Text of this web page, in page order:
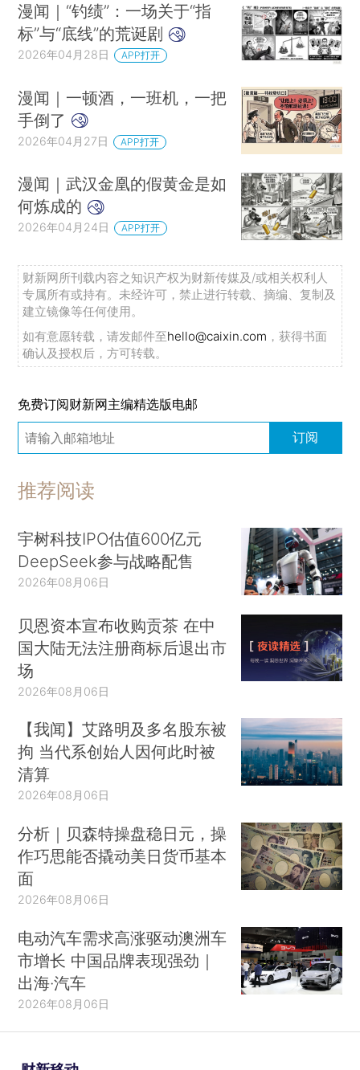
漫闻｜“钓绩”：一场关于“指
标”与“底线”的荒诞剧
2026年04月28日 APP打开
漫闻｜一顿酒，一班机，一把
手倒了
2026年04月27日 APP打开
漫闻｜武汉金凰的假黄金是如
何炼成的
2026年04月24日 APP打开
财新网所刊载内容之知识产权为财新传媒及/或相关权利人
专属所有或持有。未经许可，禁止进行转载、摘编、复制及
建立镜像等任何使用。
如有意愿转载，请发邮件至hello@caixin.com ，获得书面
确认及授权后，方可转载。
免费订阅财新网主编精选版电邮
订阅
推荐阅读
宇树科技IPO估值600亿元
DeepSeek参与战略配售
2026年08月06日
贝恩资本宣布收购贡茶 在中
国大陆无法注册商标后退出市
场
2026年08月06日
【我闻】艾路明及多名股东被
拘 当代系创始人因何此时被
清算
2026年08月06日
分析｜贝森特操盘稳日元，操
作巧思能否撬动美日货币基本
面
2026年08月06日
电动汽车需求高涨驱动澳洲车
市增长 中国品牌表现强劲｜
出海·汽车
2026年08月06日